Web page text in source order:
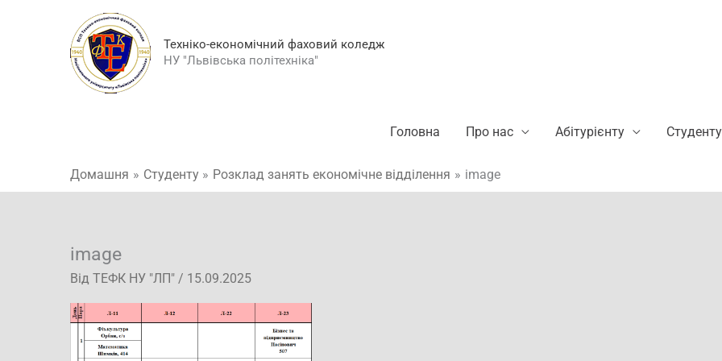
Техніко-економічний фаховий коледж
НУ "Львівська політехніка"
Головна Про нас Абітурієнту Студенту
Домашня Студенту Розклад занять економічне відділення image
image
Від ТЕФК НУ "ЛП" / 15.09.2025